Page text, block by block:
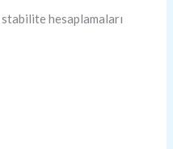
hesaplamaları